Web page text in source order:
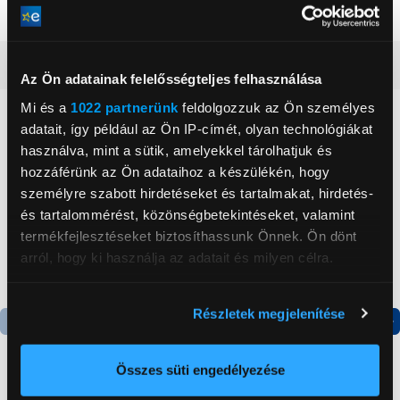
Az Ön adatainak felelősségteljes felhasználása
Mi és a 1022 partnerünk feldolgozzuk az Ön személyes
adatait, így például az Ön IP-címét, olyan technológiákat
használva, mint a sütik, amelyekkel tárolhatjuk és
hozzáférünk az Ön adataihoz a készülékén, hogy
személyre szabott hirdetéseket és tartalmakat, hirdetés-
és tartalommérést, közönségbetekintéseket, valamint
termékfejlesztéseket biztosíthassunk Önnek. Ön dönt
arról, hogy ki használja az adatait és milyen célra.
elhelyezkedéséről pár méteres pontossággal
Az Ön készülékén beazonosítása annak konkrét
Részletek megjelenítése
Összes süti engedélyezése
Adatátvitel
Neked ajánljuk
Termék adatlap Termék adatlap